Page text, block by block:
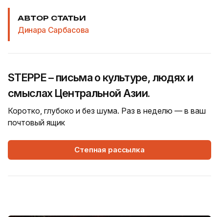
АВТОР СТАТЬИ
Динара Сарбасова
STEPPE – письма о культуре, людях и
смыслах Центральной Азии.
Коротко, глубоко и без шума. Раз в неделю — в ваш
почтовый ящик
Степная рассылка